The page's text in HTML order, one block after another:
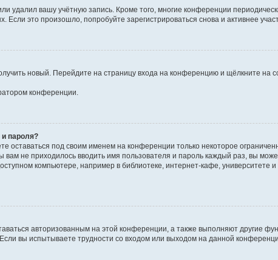
удалил вашу учётную запись. Кроме того, многие конференции
это произошло, попробуйте зарегистрироваться снова и активнее
новый. Перейдите на страницу входа на конференцию и щёлкните на
конференции.
пароля?
оставаться под своим именем на конференции только некоторое
вам не приходилось вводить имя пользователя и пароль каждый раз, вы
компьютере, например в библиотеке, интернет-кафе, университете и
авторизованным на этой конференции, а также выполняют другие
вы испытываете трудности со входом или выходом на данной